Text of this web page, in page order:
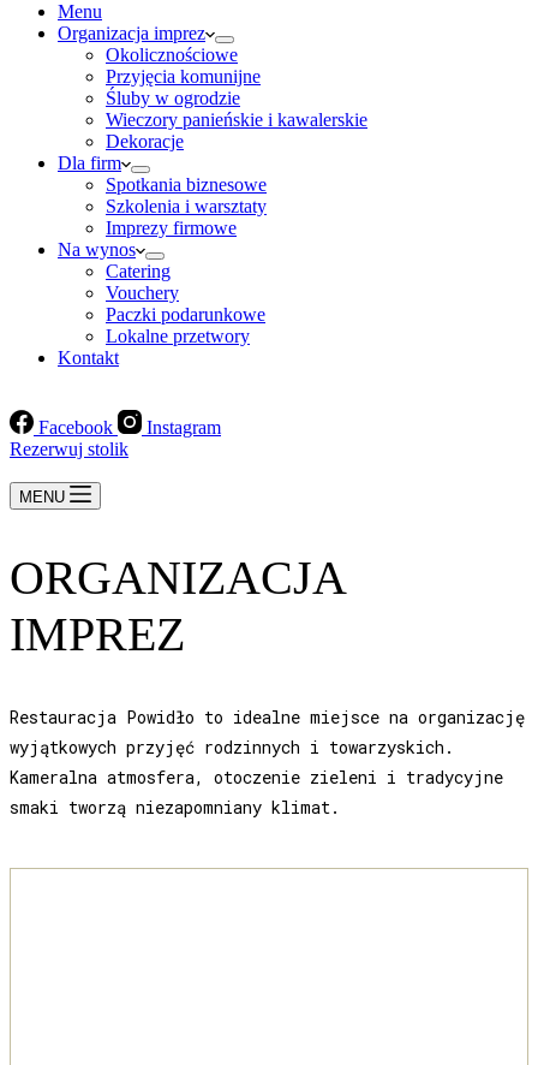
Menu
Organizacja imprez
Okolicznościowe
Przyjęcia komunijne
Śluby w ogrodzie
Wieczory panieńskie i kawalerskie
Dekoracje
Dla firm
Spotkania biznesowe
Szkolenia i warsztaty
Imprezy firmowe
Na wynos
Catering
Vouchery
Paczki podarunkowe
Lokalne przetwory
Kontakt
Facebook
Instagram
Rezerwuj stolik
MENU
ORGANIZACJA
IMPREZ
Restauracja Powidło to idealne miejsce na organizację
wyjątkowych przyjęć rodzinnych i towarzyskich.
Kameralna atmosfera, otoczenie zieleni i tradycyjne
smaki tworzą niezapomniany klimat.